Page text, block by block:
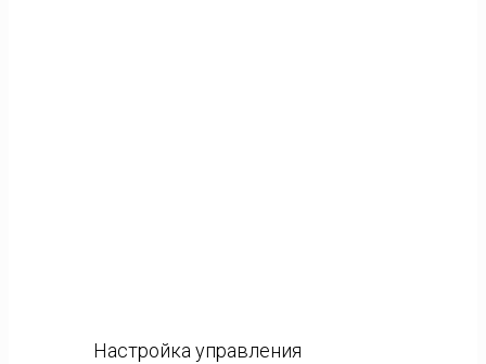
Настройка управления